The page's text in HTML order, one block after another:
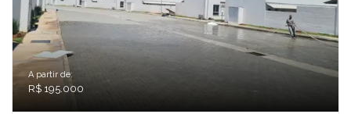
A partir de:
R$ 195.000